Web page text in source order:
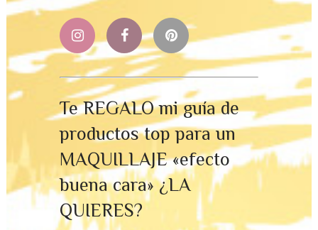
Te REGALO mi guía de
productos top para un
MAQUILLAJE «efecto
buena cara» ¿LA
QUIERES?